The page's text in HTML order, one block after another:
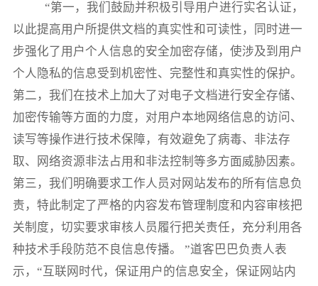
“第一，我们鼓励并积极引导用户进行实名认证，
以此提高用户所提供文档的真实性和可读性，同时进一
步强化了用户个人信息的安全加密存储，使涉及到用户
个人隐私的信息受到机密性、完整性和真实性的保护。
第二，我们在技术上加大了对电子文档进行安全存储、
加密传输等方面的力度，对用户本地网络信息的访问、
读写等操作进行技术保障，有效避免了病毒、非法存
取、网络资源非法占用和非法控制等多方面威胁因素。
第三，我们明确要求工作人员对网站发布的所有信息负
责，特此制定了严格的内容发布管理制度和内容审核把
关制度，切实要求审核人员履行把关责任，充分利用各
种技术手段防范不良信息传播。 ”道客巴巴负责人表
示，“互联网时代，保证用户的信息安全，保证网站内